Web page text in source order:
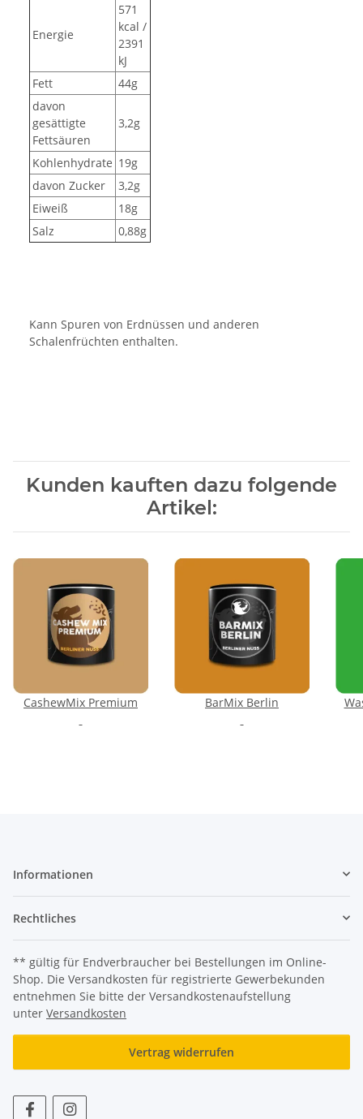
Energie
571
kcal /
2391
kJ
Fett
44g
davon
gesättigte
Fettsäuren
3,2g
Kohlenhydrate 19g
davon Zucker
3,2g
Eiweiß
18g
Salz
0,88g
Kann Spuren von Erdnüssen und anderen
Schalenfrüchten enthalten.
Kunden kauften dazu folgende
Artikel:
CashewMix Premium BarMix Berlin
Informationen
Rechtliches
** gültig für Endverbraucher bei Bestellungen im Online-
Shop. Die Versandkosten für registrierte Gewerbekunden
entnehmen Sie bitte der Versandkostenaufstellung
unter Versandkosten
Vertrag widerrufen